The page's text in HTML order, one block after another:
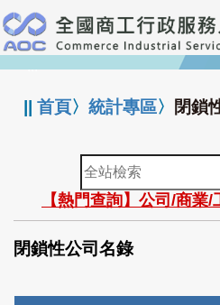
跳
到
主
要
:::
||首頁〉統計專區〉 閉鎖
全
站
檢
索
【熱門查詢】公司/商業
閉鎖性公司名錄